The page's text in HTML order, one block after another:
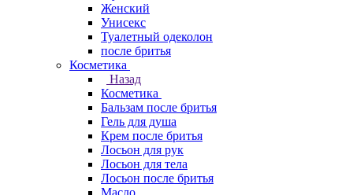
Женский
Унисекс
Туалетный одеколон
после бритья
Косметика
Назад
Косметика
Бальзам после бритья
Гель для душа
Крем после бритья
Лосьон для рук
Лосьон для тела
Лосьон после бритья
Масло